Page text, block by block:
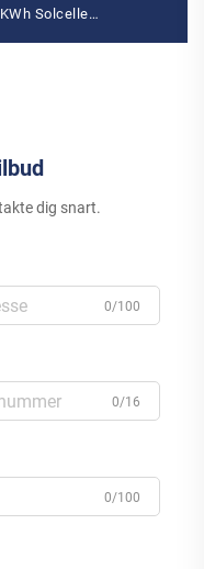
Solcelle
dig snart.
0/100
0/16
0/100